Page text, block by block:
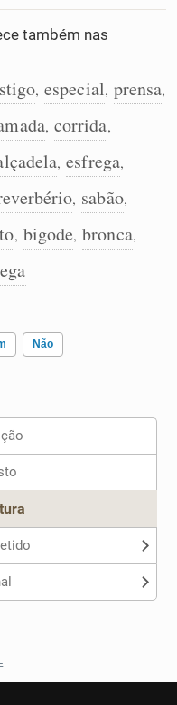
também nas
, especial, prensa,
, corrida,
, esfrega,
, sabão,
, bigode, bronca,
Não
me ajudou